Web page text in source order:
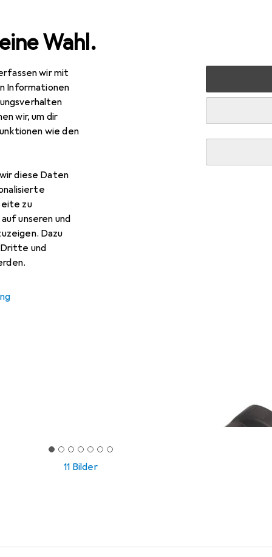
Wahl.
wir mit
Informationen
wir, um dir
wie den
diese Daten
zu
unseren und
Dazu
und
Peripherie
11 Bilder